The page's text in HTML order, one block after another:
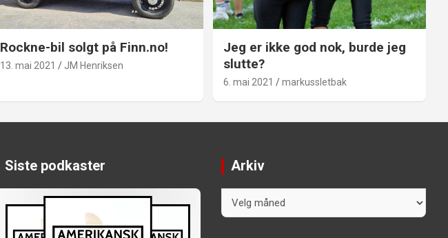
Rockne-bil solgt på Finn.no!
13. mai 2021 JM Henriksen
Jeg er ikke god nok, burde jeg
slutte?
6. mai 2021 markussletbak
Siste podkaster Arkiv